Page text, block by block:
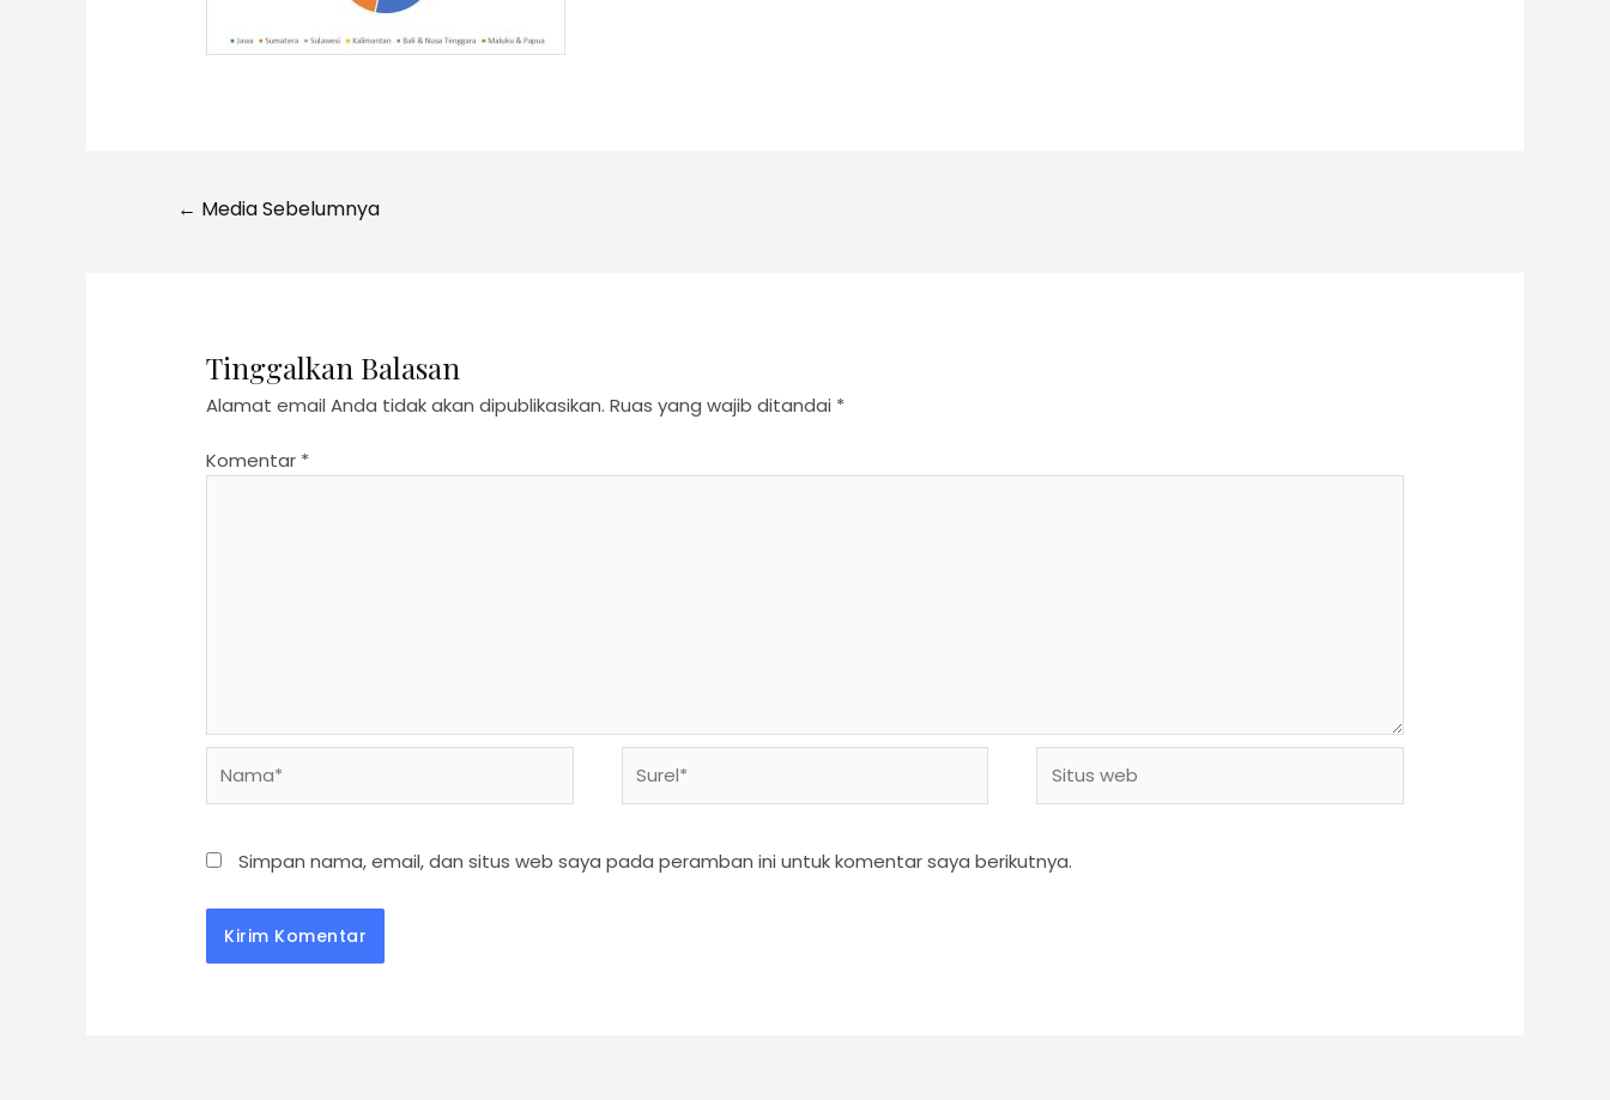
← Media Sebelumnya
Tinggalkan Balasan
Alamat email Anda tidak akan dipublikasikan. Ruas yang wajib ditandai *
Komentar *
Simpan nama, email, dan situs web saya pada peramban ini untuk komentar saya berikutnya.